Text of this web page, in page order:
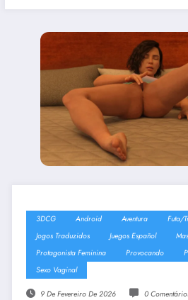
3DCG Android Aventura
Futa/
Jogos Traduzidos
Juegos Español
Protagonista Feminina
Provocando
Sexo Vaginal
9 De Fevereiro De 2026 0